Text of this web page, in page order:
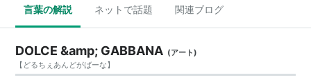
言葉の解説 ネットで話題 関連ブログ
DOLCE &amp; GABBANA (アート)
【どるちぇあんどがばーな】